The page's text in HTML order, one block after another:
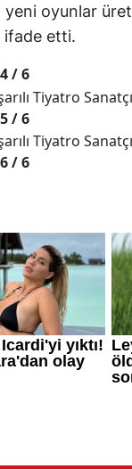
yeni oyunlar
ifade etti.
4 /6
5 /6
6 /6